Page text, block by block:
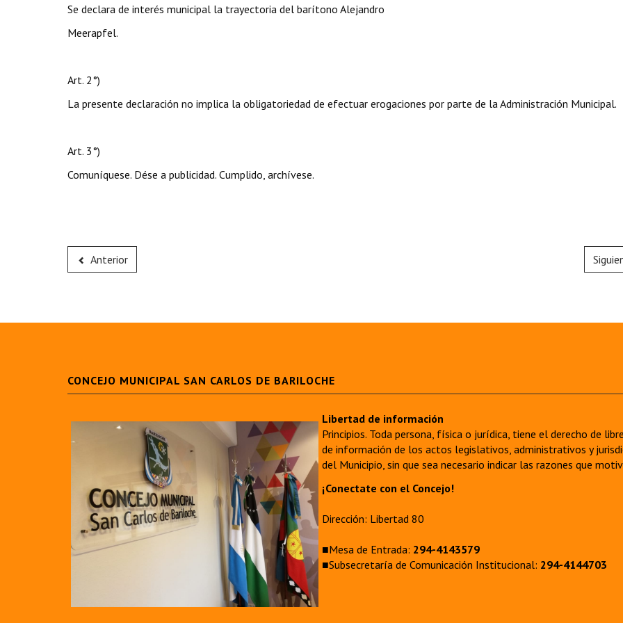
Se declara de interés municipal la trayectoria del barítono Alejandro
Meerapfel.
Art. 2°)
La presente declaración no implica la obligatoriedad de efectuar erogaciones por parte de la Administración Municipal.
Art. 3°)
Comuníquese. Dése a publicidad. Cumplido, archívese.
Anterior
CONCEJO MUNICIPAL SAN CARLOS DE BARILOCHE
Libertad de información
Principios. Toda persona, física o jurídica, tiene el derecho de
de información de los actos legislativos, administrativos y
del Municipio, sin que sea necesario indicar las razones que
¡Conectate con el Concejo!
Dirección: Libertad 80
■Mesa de Entrada: 294-4143579
■Subsecretaría de Comunicación Institucional: 294-4144703